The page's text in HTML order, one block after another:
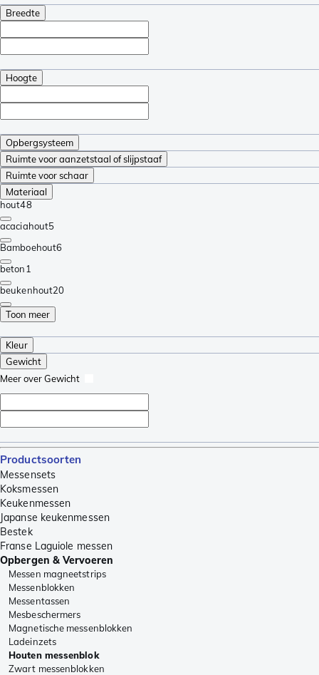
Breedte
Hoogte
Opbergsysteem
Ruimte voor aanzetstaal of slijpstaaf
Ruimte voor schaar
Materiaal
hout48
acaciahout5
Bamboehout6
beton1
beukenhout20
Toon meer
Kleur
Gewicht
Meer over Gewicht
Productsoorten
Messensets
Koksmessen
Keukenmessen
Japanse keukenmessen
Bestek
Franse Laguiole messen
Opbergen & Vervoeren
Messen magneetstrips
Messenblokken
Messentassen
Mesbeschermers
Magnetische messenblokken
Ladeinzets
Houten messenblok
Zwart messenblokken